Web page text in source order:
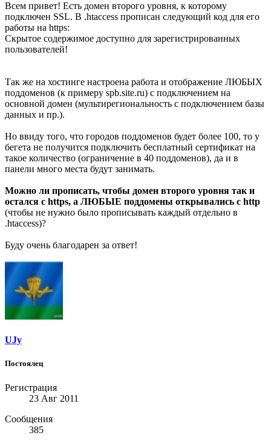
Всем привет! Есть домен второго уровня, к которому
подключен SSL. В .htaccess прописан следующий код для его
работы на https:
Скрытое содержимое доступно для зарегистрированных
пользователей!
Так же на хостинге настроена работа и отображение ЛЮБЫХ
поддоменов (к примеру spb.site.ru) с подключением на
основной домен (мультирегиональность с подключением базы
данных и пр.).
Но ввиду того, что городов поддоменов будет более 100, то у
бегета не получится подключить бесплатный сертификат на
такое количество (ограничение в 40 поддоменов), да и в
панели много места будут занимать.
Можно ли прописать, чтобы домен второго уровня так и
остался с https, а ЛЮБЫЕ поддомены открывались с http
(чтобы не нужно было прописывать каждый отдельно в
.htaccess)?
Буду очень благодарен за ответ!
UJy
Постоялец
Регистрация
23 Авг 2011
Сообщения
385